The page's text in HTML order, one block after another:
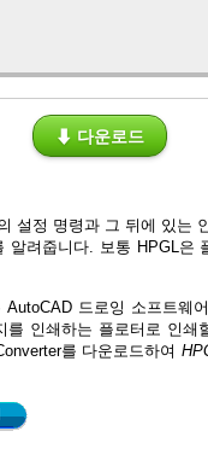
⬇ 다운로드
설정 명령과 그 뒤에 있는
려줍니다. 보통 HPGL은
드로잉 소프트웨
인쇄하는 플로터로 인쇄
를 다운로드하여